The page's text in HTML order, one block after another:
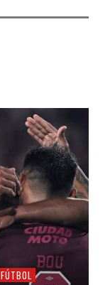
FÚTBOL